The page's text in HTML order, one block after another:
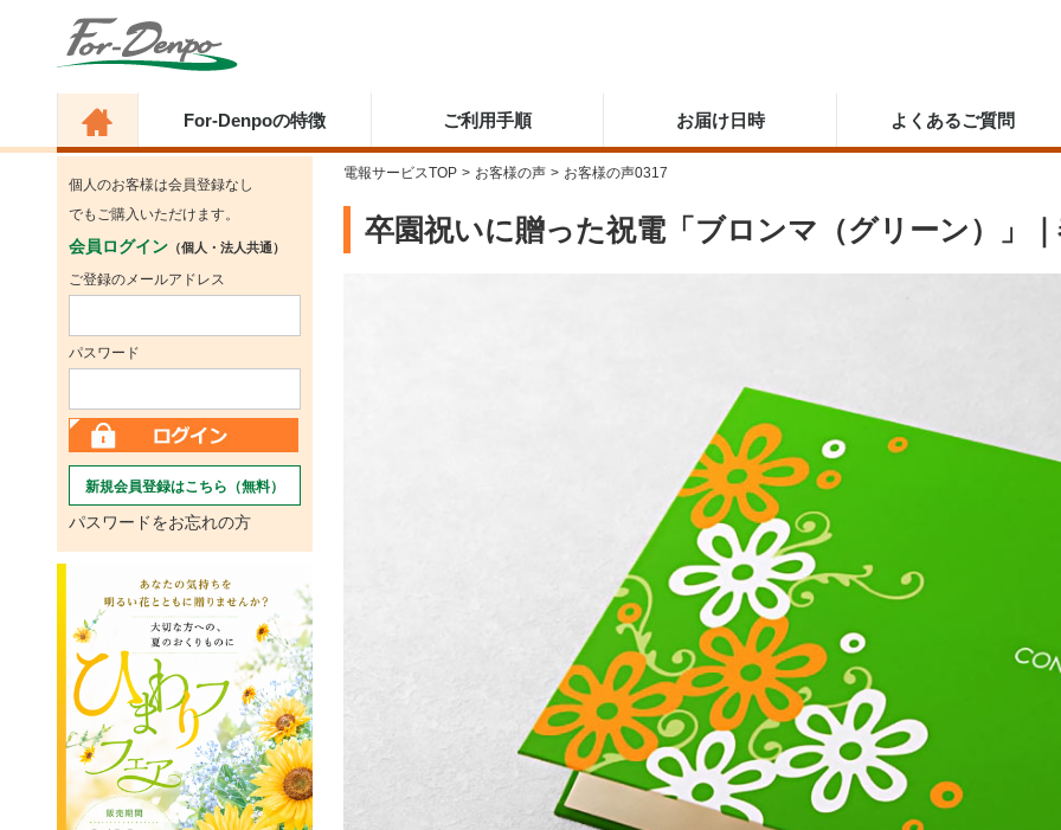
For-Denpoの特徴 ご利用手順 お届け日時 よくあるご質問
個人のお客様は会員登録なし
でもご購入いただけます。
会員ログイン （個人・法人共通）
ご登録のメールアドレス
パスワード
新規会員登録はこちら（無料）
パスワードをお忘れの方
電報サービスTOP > お客様の声 > お客様の声0317
卒園祝いに贈った祝電「ブロンマ（グリーン）」